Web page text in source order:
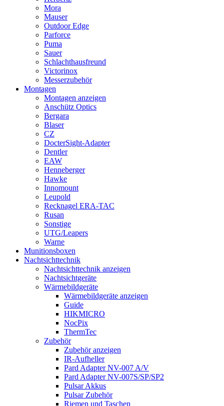
Mora
Mauser
Outdoor Edge
Parforce
Puma
Sauer
Schlachthausfreund
Victorinox
Messerzubehör
Montagen
Montagen anzeigen
Anschütz Optics
Bergara
Blaser
CZ
DocterSight-Adapter
Dentler
EAW
Henneberger
Hawke
Innomount
Leupold
Recknagel ERA-TAC
Rusan
Sonstige
UTG/Leapers
Warne
Munitionsboxen
Nachtsichttechnik
Nachtsichttechnik anzeigen
Nachtsichtgeräte
Wärmebildgeräte
Wärmebildgeräte anzeigen
Guide
HIKMICRO
NocPix
ThermTec
Zubehör
Zubehör anzeigen
IR-Aufheller
Pard Adapter NV-007 A/V
Pard Adapter NV-007S/SP/SP2
Pulsar Akkus
Pulsar Zubehör
Riemen und Taschen